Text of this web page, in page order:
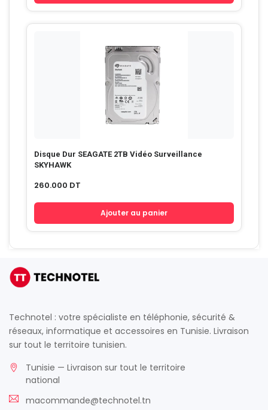
Disque Dur SEAGATE 2TB Vidéo Surveillance
SKYHAWK
260.000 DT
Ajouter au panier
Technotel : votre spécialiste en téléphonie, sécurité &
réseaux, informatique et accessoires en Tunisie. Livraison
sur tout le territoire tunisien.
Tunisie — Livraison sur tout le territoire
national
macommande@technotel.tn